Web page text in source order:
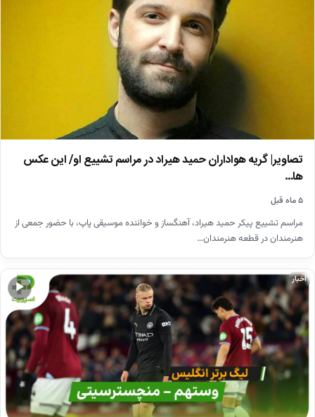
تصاویر| گریه هواداران حمید هیراد در مراسم تشییع او/ این عکس
ها…
۵ ماه قبل
مراسم تشییع پیکر حمید هیراد، آهنگساز و خواننده موسیقی پاپ، با حضور جمعی از
هنرمندان در قطعه هنرمندان…
▶
اخبار